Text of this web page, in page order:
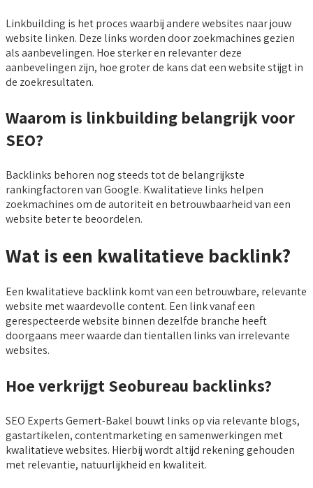
Linkbuilding is het proces waarbij andere websites naar jouw
website linken. Deze links worden door zoekmachines gezien
als aanbevelingen. Hoe sterker en relevanter deze
aanbevelingen zijn, hoe groter de kans dat een website stijgt in
de zoekresultaten.
Waarom is linkbuilding belangrijk voor
SEO?
Backlinks behoren nog steeds tot de belangrijkste
rankingfactoren van Google. Kwalitatieve links helpen
zoekmachines om de autoriteit en betrouwbaarheid van een
website beter te beoordelen.
Wat is een kwalitatieve backlink?
Een kwalitatieve backlink komt van een betrouwbare, relevante
website met waardevolle content. Een link vanaf een
gerespecteerde website binnen dezelfde branche heeft
doorgaans meer waarde dan tientallen links van irrelevante
websites.
Hoe verkrijgt Seobureau backlinks?
SEO Experts Gemert-Bakel bouwt links op via relevante blogs,
gastartikelen, contentmarketing en samenwerkingen met
kwalitatieve websites. Hierbij wordt altijd rekening gehouden
met relevantie, natuurlijkheid en kwaliteit.